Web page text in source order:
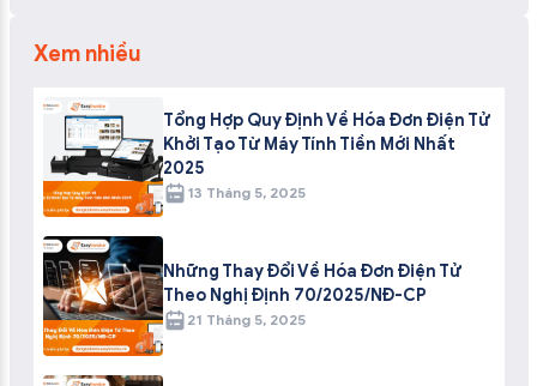
Xem nhiều
Tổng Hợp Quy Định Về Hóa Đơn Điện Tử
Khởi Tạo Từ Máy Tính Tiền Mới Nhất
2025
13 Tháng 5, 2025
Những Thay Đổi Về Hóa Đơn Điện Tử
Theo Nghị Định 70/2025/NĐ-CP
21 Tháng 5, 2025